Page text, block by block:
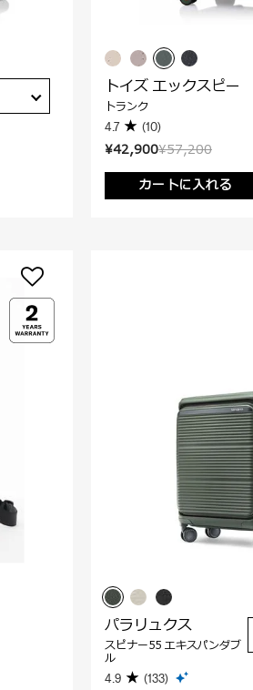
¥57,200
¥42,900
カートに入れる
トイズ エックスピー
トランク
4.7 (10)
パラリュクス
スピナー55 エキスパンダブ
ル
4.9 (133)